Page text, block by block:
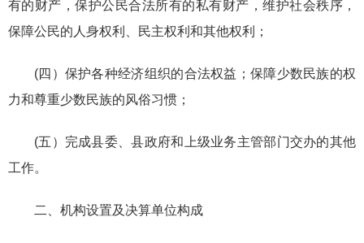
有的财产，保护公民合法所有的私有财产，维护社会秩序，
保障公民的人身权利、民主权利和其他权利；
(四）保护各种经济组织的合法权益；保障少数民族的权
力和尊重少数民族的风俗习惯；
(五）完成县委、县政府和上级业务主管部门交办的其他
工作。
二、机构设置及决算单位构成